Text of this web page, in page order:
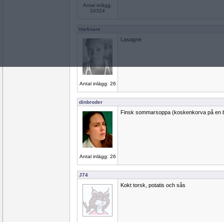
Antal inlägg:
24324
litefinare
Antal inlägg: 26
Lasagne
dinbroder
Antal inlägg: 26
Finsk sommarsoppa (koskenkorva på en
J74
Kokt torsk, potatis och sås